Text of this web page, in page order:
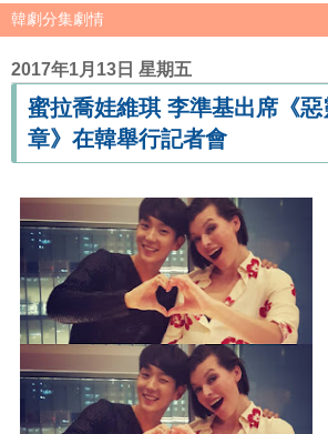
2017年1月13日 星期五
蜜拉喬娃維琪 李準基出席《
章》在韓舉行記者會